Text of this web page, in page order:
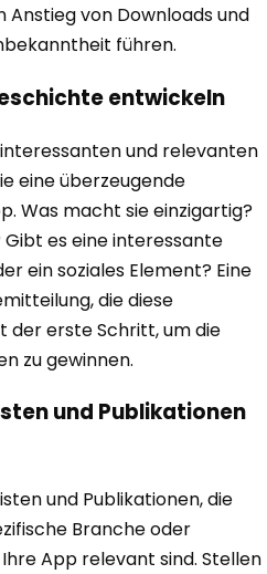
Anstieg von Downloads und
führen.
entwickeln
und relevanten
eine überzeugende
Was macht sie einzigartig?
es eine interessante
ein soziales Element? Eine
die diese
der erste Schritt, um die
zu gewinnen.
und Publikationen
und Publikationen, die
Branche oder
App relevant sind. Stellen